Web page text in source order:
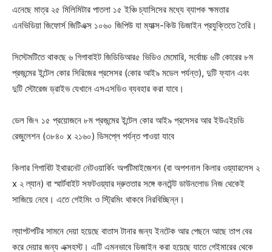
এনেছে মাত্র ২৫ মিলিমিটার পাতলা ১৫ ইঞ্চি চ্যাসিসের মধ্যে ব্যাপক ক্ষমতার
এনভিডিয়া জিফোর্স জিটিএক্স ১০৬০ জিপিউ যা ম্যাক্স-কিউ ডিজাইন প্রযুক্তিতে তৈরি।
সিস্টেমটিতে থাকছে ৬ গিগাবাইট জিডিডিআর৫ ভিডিও মেমোরি, সর্বোচ্চ ৬টি কোরের ৮ম
প্রজন্মের ইন্টেল কোর সিরিজের প্রসেসর (কোর আই৯ মডেল পর্যন্ত), দুটি ফ্যান এবং
দুটি স্টোরেজ ড্রাইভ যেখানে এসএসডিও ব্যবহার করা যাবে।
ডেল জি৭ ১৫ প্রয়োজনে ৮ম প্রজন্মের ইন্টেল কোর আই৯ প্রসেসর আর ইউএইচডি
রেজুলেশন (৩৮৪০ x ২১৬০) ডিসপ্লে পর্যন্ত পাওয়া যাবে
কিলার গিগাবিট ইথারনেট নেটওয়ার্কিং অপটিমাইজেশন (বা অপশনাল কিলার ওয়্যারলেস ২
x ২ ল্যান) বা স্মার্টবাইট সফটওয়্যার দ্রুততার সঙ্গে কনটেন্ট ডাউনলোড নিজ থেকেই
সাজিয়ে নেবে। এতে গেইমিং ও স্ট্রিমিং থাকবে নিরবিচ্ছিন্ন।
ল্যাপটপটির সামনে দেয়া হয়েছে বাতাস টানার জন্য ইনটেক আর পেছনে আছে তাপ বের
করে দেয়ার জন্য এক্সহস্ট। এটি এমনভাবে ডিজাইন করা হয়েছে যাতে গেইমারের থেকে